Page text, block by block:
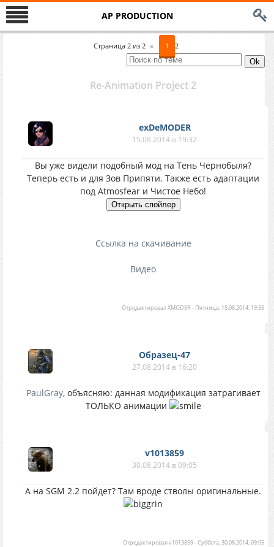
AP PRODUCTION
Страница 2 из 2 « 1 2
Re-Animation Project 2
exDeMODER
15.08.2014 в 19:32
Вы уже видели подобный мод на Тень Чернобыля?
Теперь есть и для Зов Припяти. Также есть адаптации
под Atmosfear и Чистое Небо!
Ссылка на скачивание
Видео
ОтредактировалXMODER - Пятница, 15.08.2014, 19:55
Образец-47
27.08.2014 в 16:20
PaulGray, объясняю: данная модификация затрагивает
ТОЛЬКО анимации
v1013859
30.08.2014 в 09:05
А на SGM 2.2 пойдет? Там вроде стволы оригинальные.
Отредактировалv1013859-Суббота, 30.08.2014, 09:05